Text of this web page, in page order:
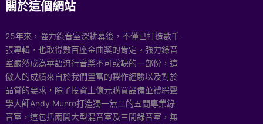
關於這個網站
25年來，強力錄音室深耕幕後，不僅已打造數千
張專輯，也取得數百座金曲獎的肯定。強力錄音
室嚴然成為華語流行音樂不可或缺的一部份，這
傲人的成績來自於我們豐富的製作經驗以及對於
品質的要求，除了投資上億元購買設備並禮聘聲
學大師Andy Munro打造獨一無二的五間專業錄
音室，這包括兩間大型混音室及三間錄音室，無